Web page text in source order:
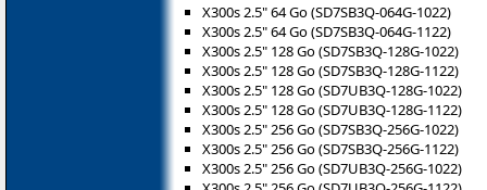
X300s 2.5" 64 Go (SD7SB3Q-064G-1022)
X300s 2.5" 64 Go (SD7SB3Q-064G-1122)
X300s 2.5" 128 Go (SD7SB3Q-128G-1022)
X300s 2.5" 128 Go (SD7SB3Q-128G-1122)
X300s 2.5" 128 Go (SD7UB3Q-128G-1022)
X300s 2.5" 128 Go (SD7UB3Q-128G-1122)
X300s 2.5" 256 Go (SD7SB3Q-256G-1022)
X300s 2.5" 256 Go (SD7SB3Q-256G-1122)
X300s 2.5" 256 Go (SD7UB3Q-256G-1022)